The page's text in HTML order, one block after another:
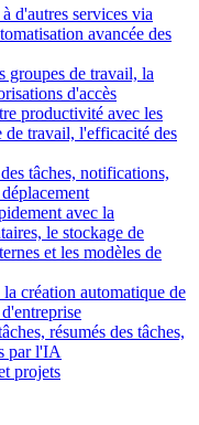
d'autres services via
avancée des
groupes de travail, la
d'accès
productivité avec les
de travail, l'efficacité des
tâches, notifications,
avec la
le stockage de
et les modèles de
création automatique de
résumés des tâches,
par l'IA
projets